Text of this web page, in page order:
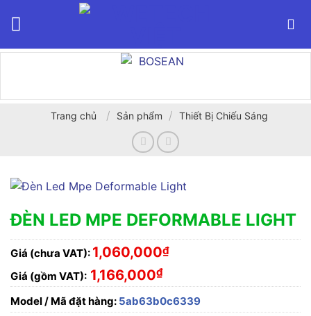
Trang chủ / Sản phẩm / Thiết Bị Chiếu Sáng
ĐÈN LED MPE DEFORMABLE LIGHT
Giá (chưa VAT): 1,060,000₫
Giá (gồm VAT): 1,166,000₫
Model / Mã đặt hàng: 5ab63b0c6339